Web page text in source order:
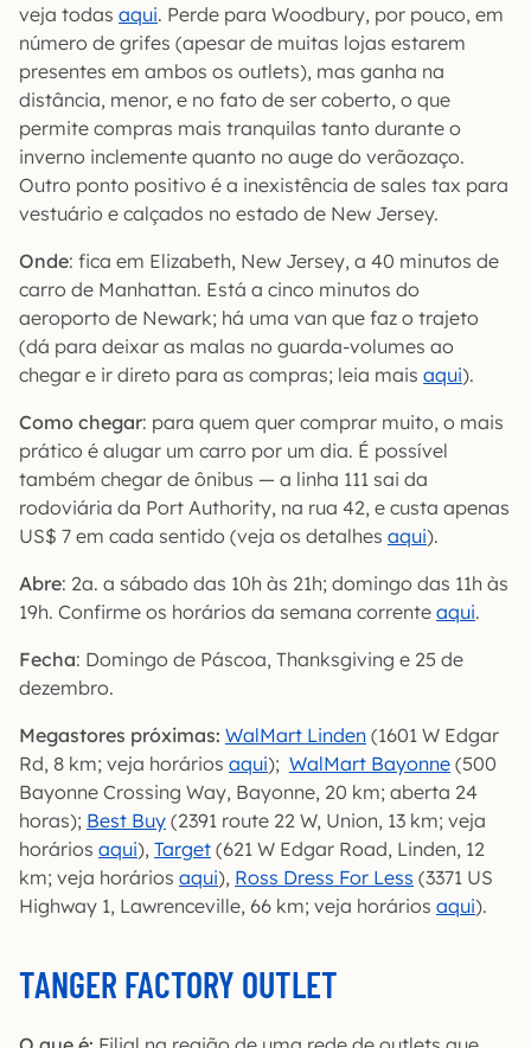
veja todas aqui. Perde para Woodbury, por pouco, em
número de grifes (apesar de muitas lojas estarem
presentes em ambos os outlets), mas ganha na
distância, menor, e no fato de ser coberto, o que
permite compras mais tranquilas tanto durante o
inverno inclemente quanto no auge do verãozaço.
Outro ponto positivo é a inexistência de sales tax para
vestuário e calçados no estado de New Jersey.
Onde: fica em Elizabeth, New Jersey, a 40 minutos de
carro de Manhattan. Está a cinco minutos do
aeroporto de Newark; há uma van que faz o trajeto
(dá para deixar as malas no guarda-volumes ao
chegar e ir direto para as compras; leia mais aqui).
Como chegar: para quem quer comprar muito, o mais
prático é alugar um carro por um dia. É possível
também chegar de ônibus — a linha 111 sai da
rodoviária da Port Authority, na rua 42, e custa apenas
US$ 7 em cada sentido (veja os detalhes aqui).
Abre: 2a. a sábado das 10h às 21h; domingo das 11h às
19h. Confirme os horários da semana corrente aqui.
Fecha: Domingo de Páscoa, Thanksgiving e 25 de
dezembro.
Megastores próximas: WalMart Linden (1601 W Edgar
Rd, 8 km; veja horários aqui); WalMart Bayonne (500
Bayonne Crossing Way, Bayonne, 20 km; aberta 24
horas); Best Buy (2391 route 22 W, Union, 13 km; veja
horários aqui), Target (621 W Edgar Road, Linden, 12
km; veja horários aqui), Ross Dress For Less (3371 US
Highway 1, Lawrenceville, 66 km; veja horários aqui).
TANGER FACTORY OUTLET